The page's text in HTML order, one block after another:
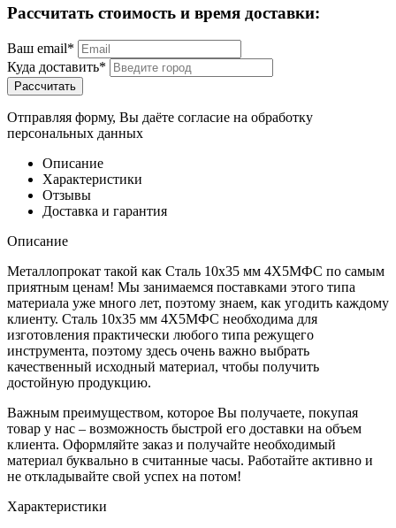
Рассчитать стоимость и время доставки:
Ваш email*
Куда доставить*
Рассчитать
Отправляя форму, Вы даёте согласие на обработку
персональных данных
Описание
Характеристики
Отзывы
Доставка и гарантия
Описание
Металлопрокат такой как Сталь 10x35 мм 4Х5МФС по самым
приятным ценам! Мы занимаемся поставками этого типа
материала уже много лет, поэтому знаем, как угодить каждому
клиенту. Сталь 10x35 мм 4Х5МФС необходима для
изготовления практически любого типа режущего
инструмента, поэтому здесь очень важно выбрать
качественный исходный материал, чтобы получить
достойную продукцию.
Важным преимуществом, которое Вы получаете, покупая
товар у нас – возможность быстрой его доставки на объем
клиента. Оформляйте заказ и получайте необходимый
материал буквально в считанные часы. Работайте активно и
не откладывайте свой успех на потом!
Характеристики